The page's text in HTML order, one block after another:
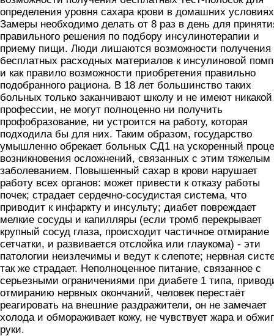
определения уровня сахара крови в домашних
Замеры необходимо делать от 8 раз в день для
правильного решения по подбору инсулинотерапии и
приему пищи. Люди лишаются возможности получения
бесплатных расходных материалов к инсулиновой
и как правило возможности приобретения правильно
подобранного рациона. В 18 лет большинство таких
больных только заканчивают школу и не имеют никакой
профессии, не могут полноценно ни получить
профобразование, ни устроится на работу, которая
подходила бы для них. Таким образом, государство
умышленно обрекает больных СД1 на ускоренный
возникновения осложнений, связанных с этим тяжелым
заболеванием. Повышенный сахар в крови нарушает
работу всех органов: может привести к отказу работы
почек; страдает сердечно-сосудистая система, что
приводит к инфаркту и инсульту; диабет повреждает
мелкие сосуды и капилляры (если тромб перекрывает
крупный сосуд глаза, происходит частичное отмирание
сетчатки, и развивается отслойка или глаукома) - эти
патологии неизлечимы и ведут к слепоте; нервная
так же страдает. Неполноценное питание, связанное с
серьезными ограничениями при диабете 1 типа,
отмиранию нервных окончаний, человек перестаёт
реагировать на внешние раздражители, он не замечает
холода и обмораживает кожу, не чувствует жара и
руки.